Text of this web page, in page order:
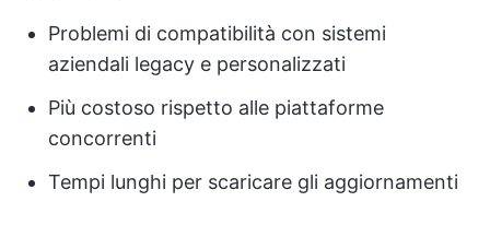
Problemi di compatibilità con sistemi
aziendali legacy e personalizzati
Più costoso rispetto alle piattaforme
concorrenti
Tempi lunghi per scaricare gli aggiornamenti